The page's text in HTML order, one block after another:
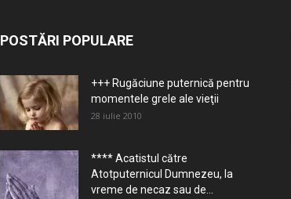
POSTĂRI POPULARE
+++ Rugăciune puternică pentru
momentele grele ale vieţii
28 iulie 2010
**** Acatistul către
Atotputernicul Dumnezeu, la
vreme de necaz sau de...